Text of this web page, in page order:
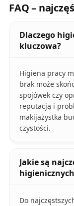
FAQ –
Dlaczego
kluczowa?
Higiena pracy
brak może
spojówek czy
reputacją i
makijażystka
czystości.
Jakie są
Do